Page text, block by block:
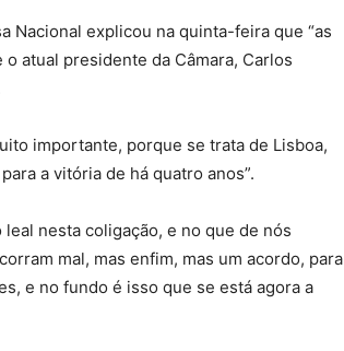
Nacional explicou na quinta-feira que “as
atual presidente da Câmara, Carlos
importante, porque se trata de Lisboa,
a vitória de há quatro anos”.
nesta coligação, e no que de nós
mal, mas enfim, mas um acordo, para
e no fundo é isso que se está agora a